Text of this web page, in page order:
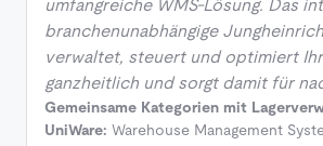
umfangreiche WMS-Lösung. Das
branchenunabhängige
verwaltet, steuert und optimiert
ganzheitlich und sorgt damit für
Gemeinsame Kategorien mit
UniWare: Warehouse Management